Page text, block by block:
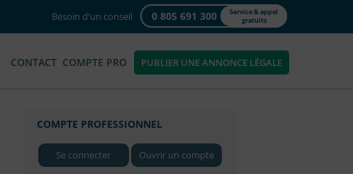
Besoin d'un conseil 0 805 691 300
Service & appel
gratuits
CONTACT COMPTE PRO PUBLIER UNE ANNONCE LÉGALE
COMPTE PROFESSIONNEL
Se connecter Ouvrir un compte